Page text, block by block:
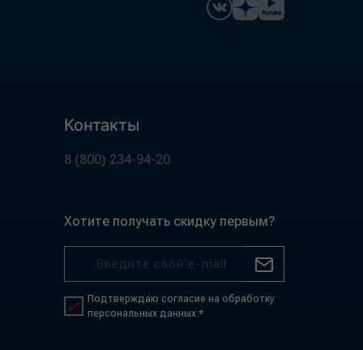
Контакты
8 (800) 234-94-20
Хотите получать скидку первым?
Подтверждаю согласие на обработку
персональных данных *